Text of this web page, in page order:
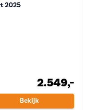
2025
2.549,-
Bekijk